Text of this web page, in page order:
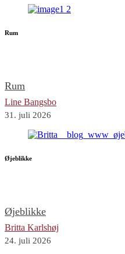
Rum
Rum
Line Bangsbo
31. juli 2026
Øjeblikke
Øjeblikke
Britta Karlshøj
24. juli 2026